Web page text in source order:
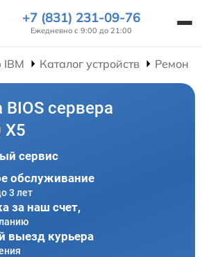
+7 (831) 231-09-76
Ежедневно с 9:00 до 21:00
IBM Каталог устройств Ремонт
сервера
X5
сервис
обслуживание
3 лет
за наш счет,
выезд курьера